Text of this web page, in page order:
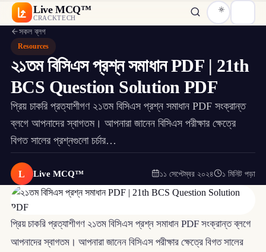
Live MCQ™
CRACKTECH
সকল ব্লগ
Resources
২১তম বিসিএস প্রশ্ন সমাধান PDF | 21th
BCS Question Solution PDF
প্রিয় চাকরি প্রত্যাশীগণ ২১তম বিসিএস প্রশ্ন সমাধান PDF সংক্রান্ত
ব্লগে আপনাদের স্বাগতম। আপনারা জানেন বিসিএস পরীক্ষার ক্ষেত্রে
বিগত সালের প্রশ্নগুলো চর্চার…
L Live MCQ™ ১১ সেপ্টেম্বর ২০২৪ ১ মিনিট পড়া
প্রিয় চাকরি প্রত্যাশীগণ ২১তম বিসিএস প্রশ্ন সমাধান PDF সংক্রান্ত ব্লগে
আপনাদের স্বাগতম। আপনারা জানেন বিসিএস পরীক্ষার ক্ষেত্রে বিগত সালের